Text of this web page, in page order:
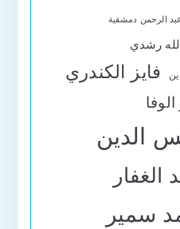
الرحمن دمشقية
رشدي
فايز الكندري
الدين
سمير